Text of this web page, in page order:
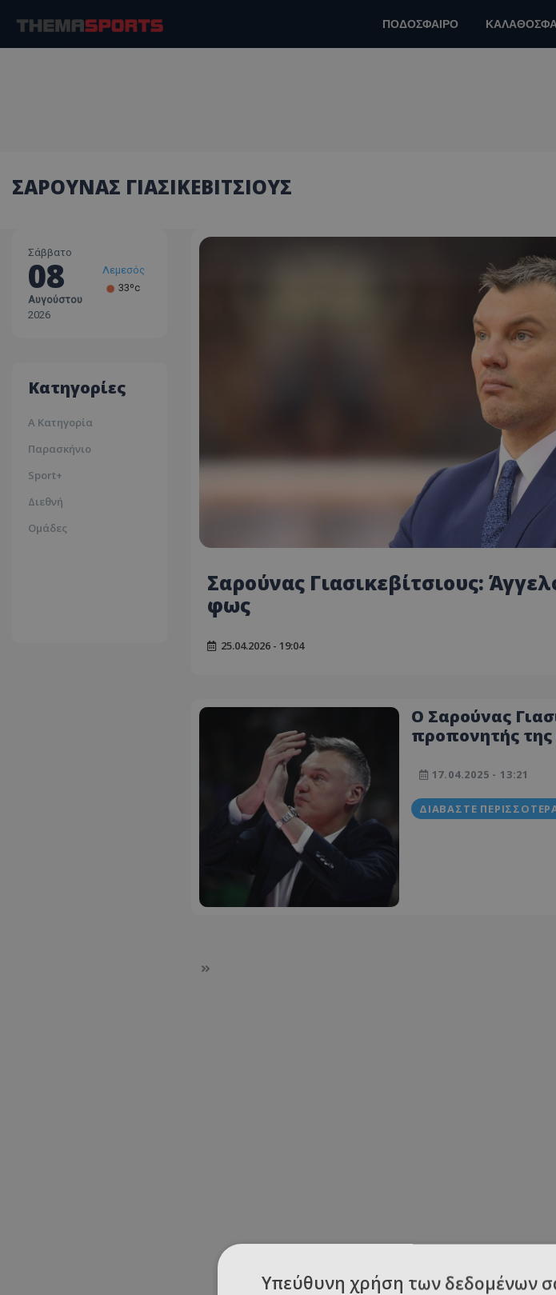
ΠΟΔΟΣΦΑΙΡΟ
ΣΑΡΟΥΝΑΣ ΓΙΑΣΙΚΕΒΙΤΣΙΟΥΣ
Σάββατο
08
Αυγούστου
2026
Λεμεσός
33ºc
Κατηγορίες
Α Κατηγορία
Παρασκήνιο
Sport+
Διεθνή
Ομάδες
Σαρούνας Γιασικεβίτσιους:
φως
25.04.2026 - 19:04
Ο Σαρούνας
προπονητής
17.04.2025 - 13:21
ΔΙΑΒΆΣΤΕ
Υπεύθυνη χρήση των δεδομένων